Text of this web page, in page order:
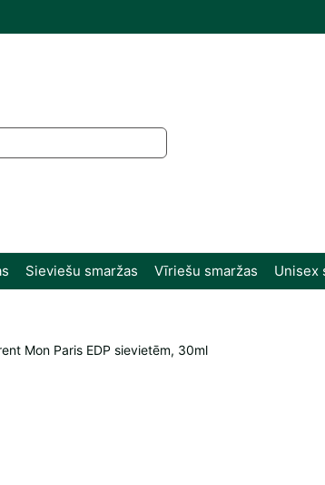
Sieviešu smaržas Vīriešu smaržas Unisex
Mon Paris EDP sievietēm, 30ml